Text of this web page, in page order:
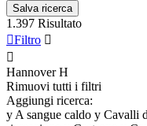
Salva ricerca
1.397 Risultato
Filtro 

Hannover H
Rimuovi tutti i filtri
Aggiungi ricerca:
y A sangue caldo y Cavalli